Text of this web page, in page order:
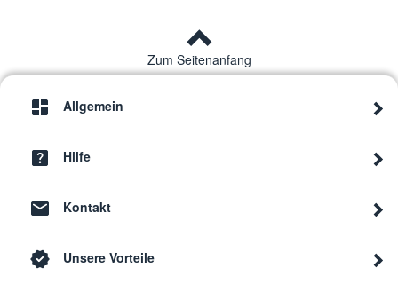
Zum Seitenanfang
Allgemein
Hilfe
Kontakt
Unsere Vorteile